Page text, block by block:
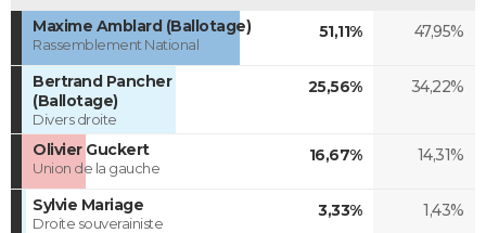
Maxime Amblard (Ballotage)
Rassemblement National
51,11% 47,95%
Bertrand Pancher
(Ballotage)
Divers droite
25,56% 34,22%
Olivier Guckert
Union de la gauche
16,67% 14,31%
Sylvie Mariage
Droite souverainiste
3,33% 1,43%